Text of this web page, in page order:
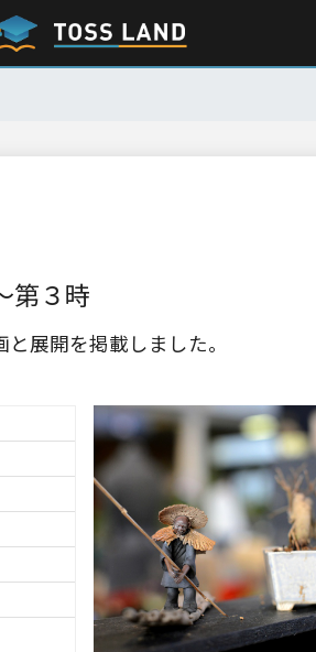
第３時
展開を掲載しました。